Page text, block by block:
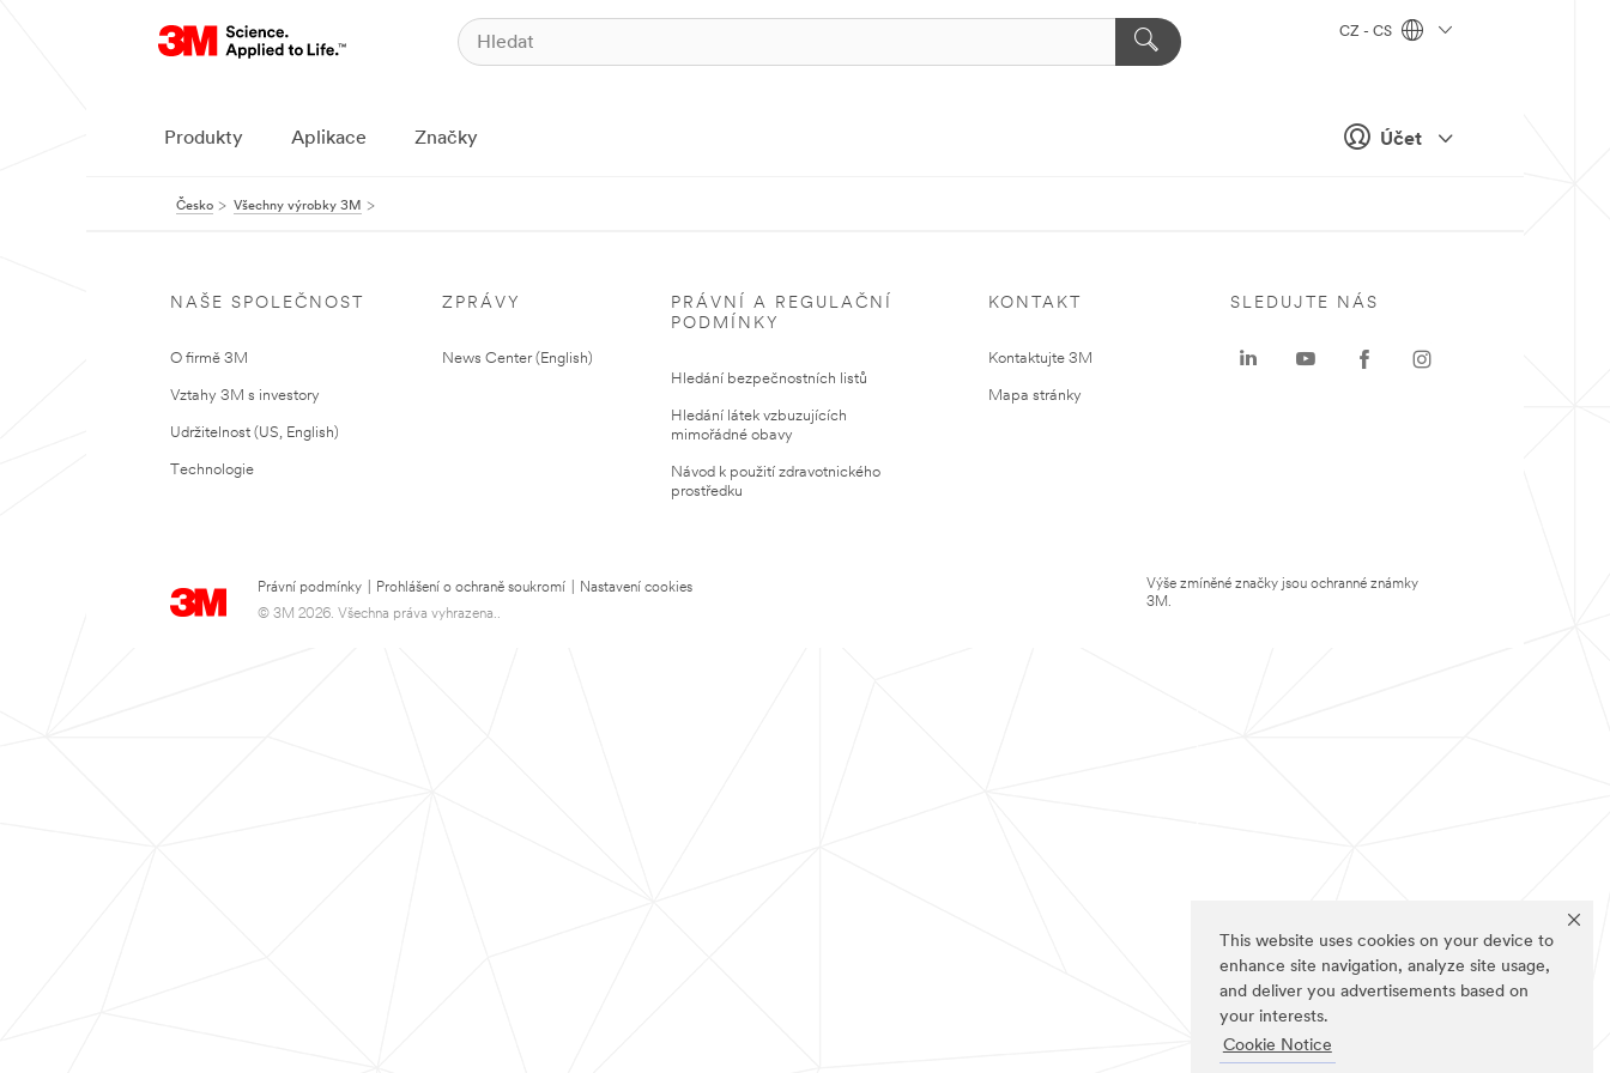
This website uses cookies on your device to
enhance site navigation, analyze site usage,
and deliver you advertisements based on
your interests.
Cookie Notice
Účet
CZ - CS
Produkty Aplikace Značky
Česko Všechny výrobky 3M
NAŠE SPOLEČNOST
O firmě 3M
Vztahy 3M s investory
Udržitelnost (US, English)
Technologie
ZPRÁVY
News Center (English)
PRÁVNÍ A REGULAČNÍ
PODMÍNKY
Hledání bezpečnostních listů
Hledání látek vzbuzujících
mimořádné obavy
Návod k použití zdravotnického
prostředku
KONTAKT
Kontaktujte 3M
Mapa stránky
Právní podmínky Prohlášení o ochraně soukromí
Nastavení cookies
© 3M 2026. Všechna práva vyhrazena..
SLEDUJTE NÁS
Výše zmíněné značky jsou ochranné známky
3M.